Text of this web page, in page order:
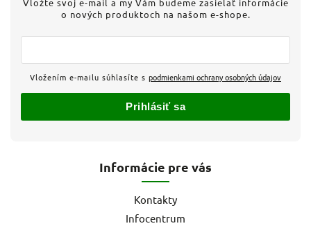
Informácie pre vás
Kontakty
Infocentrum
o nových produktoch na našom e-shope.
Vložením e-mailu súhlasíte s podmienkami ochrany osobných údajov
Prihlásiť sa